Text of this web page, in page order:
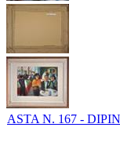
ASTA N. 167 -